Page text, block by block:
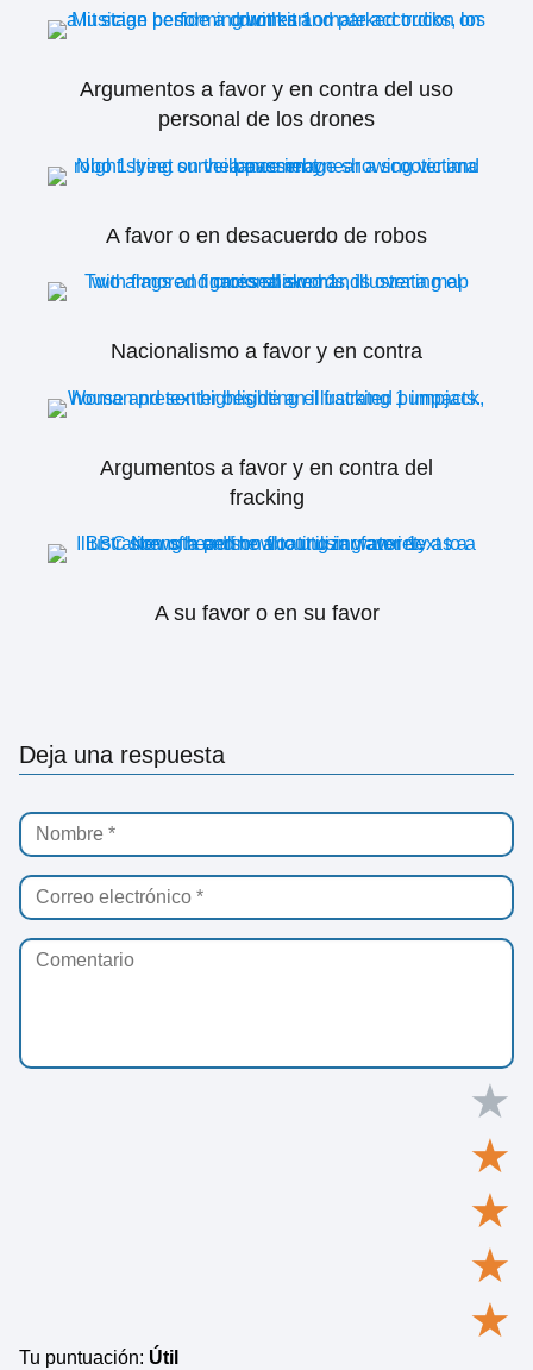
Argumentos a favor y en contra del uso
personal de los drones
A favor o en desacuerdo de robos
Nacionalismo a favor y en contra
Argumentos a favor y en contra del
fracking
A su favor o en su favor
Deja una respuesta
★
★
★
★
★
Tu puntuación: Útil